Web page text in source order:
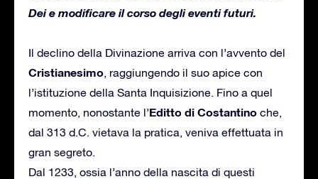
Dei e modificare il corso degli eventi futuri.
Il declino della Divinazione arriva con l’avvento del
Cristianesimo, raggiungendo il suo apice con
l’istituzione della Santa Inquisizione. Fino a quel
momento, nonostante l’Editto di Costantino che,
dal 313 d.C. vietava la pratica, veniva effettuata in
gran segreto.
Dal 1233, ossia l’anno della nascita di questi